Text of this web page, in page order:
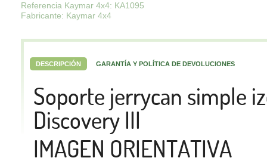
Referencia Kaymar 4x4: KA1095
Fabricante: Kaymar 4x4
DESCRIPCIÓN GARANTÍA Y POLÍTICA DE DEVOLUCIONES
Soporte jerrycan simple
Discovery III
IMAGEN ORIENTATIVA